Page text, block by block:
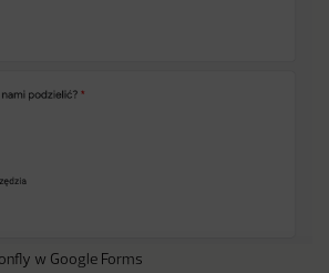
w Google Forms